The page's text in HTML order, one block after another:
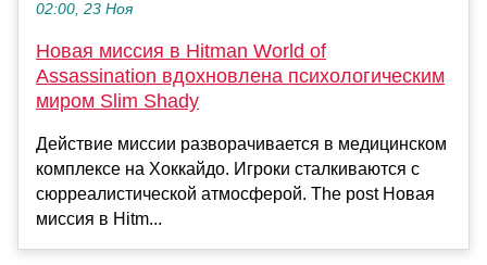
02:00, 23 Ноя
Новая миссия в Hitman World of
Assassination вдохновлена психологическим
миром Slim Shady
Действие миссии разворачивается в медицинском
комплексе на Хоккайдо. Игроки сталкиваются с
сюрреалистической атмосферой. The post Новая
миссия в Hitm...